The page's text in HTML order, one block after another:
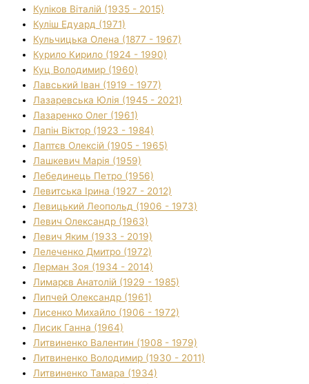
Куліков Віталій (1935 - 2015)
Куліш Едуард (1971)
Кульчицька Олена (1877 - 1967)
Курило Кирило (1924 - 1990)
Куц Володимир (1960)
Лавський Іван (1919 - 1977)
Лазаревська Юлія (1945 - 2021)
Лазаренко Олег (1961)
Лапін Віктор (1923 - 1984)
Лаптєв Олексій (1905 - 1965)
Лашкевич Марія (1959)
Лебединець Петро (1956)
Левитська Ірина (1927 - 2012)
Левицький Леопольд (1906 - 1973)
Левич Олександр (1963)
Левич Яким (1933 - 2019)
Лелеченко Дмитро (1972)
Лерман Зоя (1934 - 2014)
Лимарєв Анатолій (1929 - 1985)
Липчей Олександр (1961)
Лисенко Михайло (1906 - 1972)
Лисик Ганна (1964)
Литвиненко Валентин (1908 - 1979)
Литвиненко Володимир (1930 - 2011)
Литвиненко Тамара (1934)